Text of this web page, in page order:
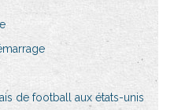
de football aux états-unis